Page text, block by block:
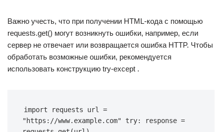
Важно учесть, что при получении HTML-кода с помощью
requests.get() могут возникнуть ошибки, например, если
сервер не отвечает или возвращается ошибка HTTP. Чтобы
обработать возможные ошибки, рекомендуется
использовать конструкцию try-except .
import requests url =
"https://www.example.com" try: response =